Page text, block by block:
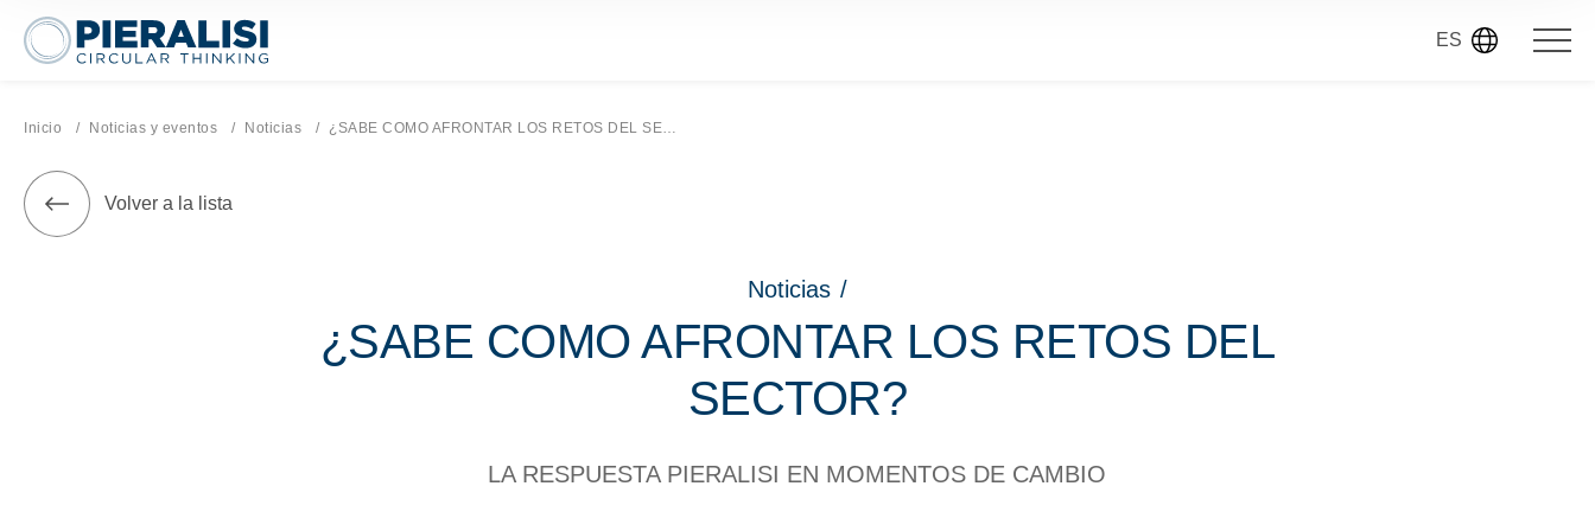
Pieralisi Maip Spa ES
Inicio Noticias y eventos Noticias Página actual:
¿SABE COMO AFRONTAR LOS RETOS DEL SECTOR?
Volver a la lista
Noticias /
¿SABE COMO AFRONTAR LOS RETOS DEL
SECTOR?
LA RESPUESTA PIERALISI EN MOMENTOS DE CAMBIO